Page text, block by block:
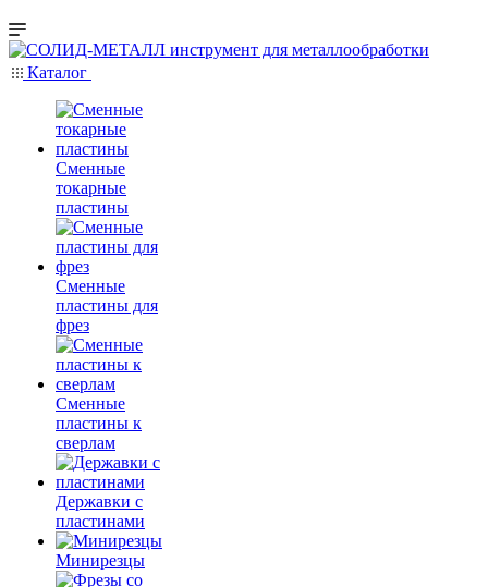
Каталог
Сменные
токарные
пластины
Сменные
пластины для
фрез
Сменные
пластины к
сверлам
Державки с
пластинами
Минирезцы